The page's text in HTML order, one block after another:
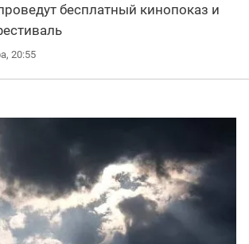
бесплатный кинопоказ и
20:55